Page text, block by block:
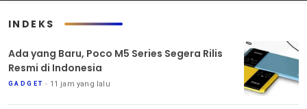
INDEKS
Ada yang Baru, Poco M5 Series Segera Rilis
Resmi di Indonesia
GADGET 11 jam yang lalu